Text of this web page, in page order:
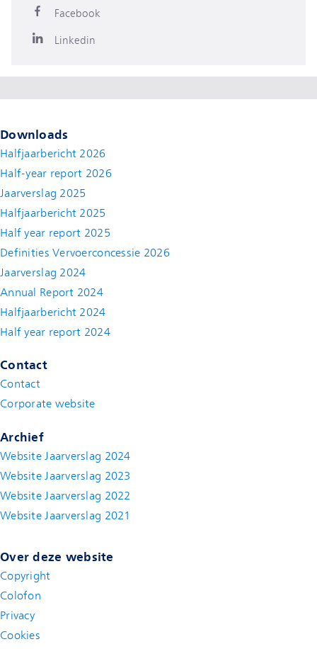
Facebook
Linkedin
Downloads
Halfjaarbericht 2026
Half-year report 2026
Jaarverslag 2025
Halfjaarbericht 2025
Half year report 2025
Definities Vervoerconcessie 2026
Jaarverslag 2024
Annual Report 2024
Halfjaarbericht 2024
Half year report 2024(new window)
Contact
Contact
Corporate website
Archief
Website Jaarverslag 2024
Website Jaarverslag 2023
Website Jaarverslag 2022
Website Jaarverslag 2021
Over deze website
Copyright
Colofon
Privacy
Cookies